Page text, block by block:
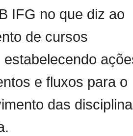
IFG no que diz ao
de cursos
estabelecendo
e fluxos para o
das